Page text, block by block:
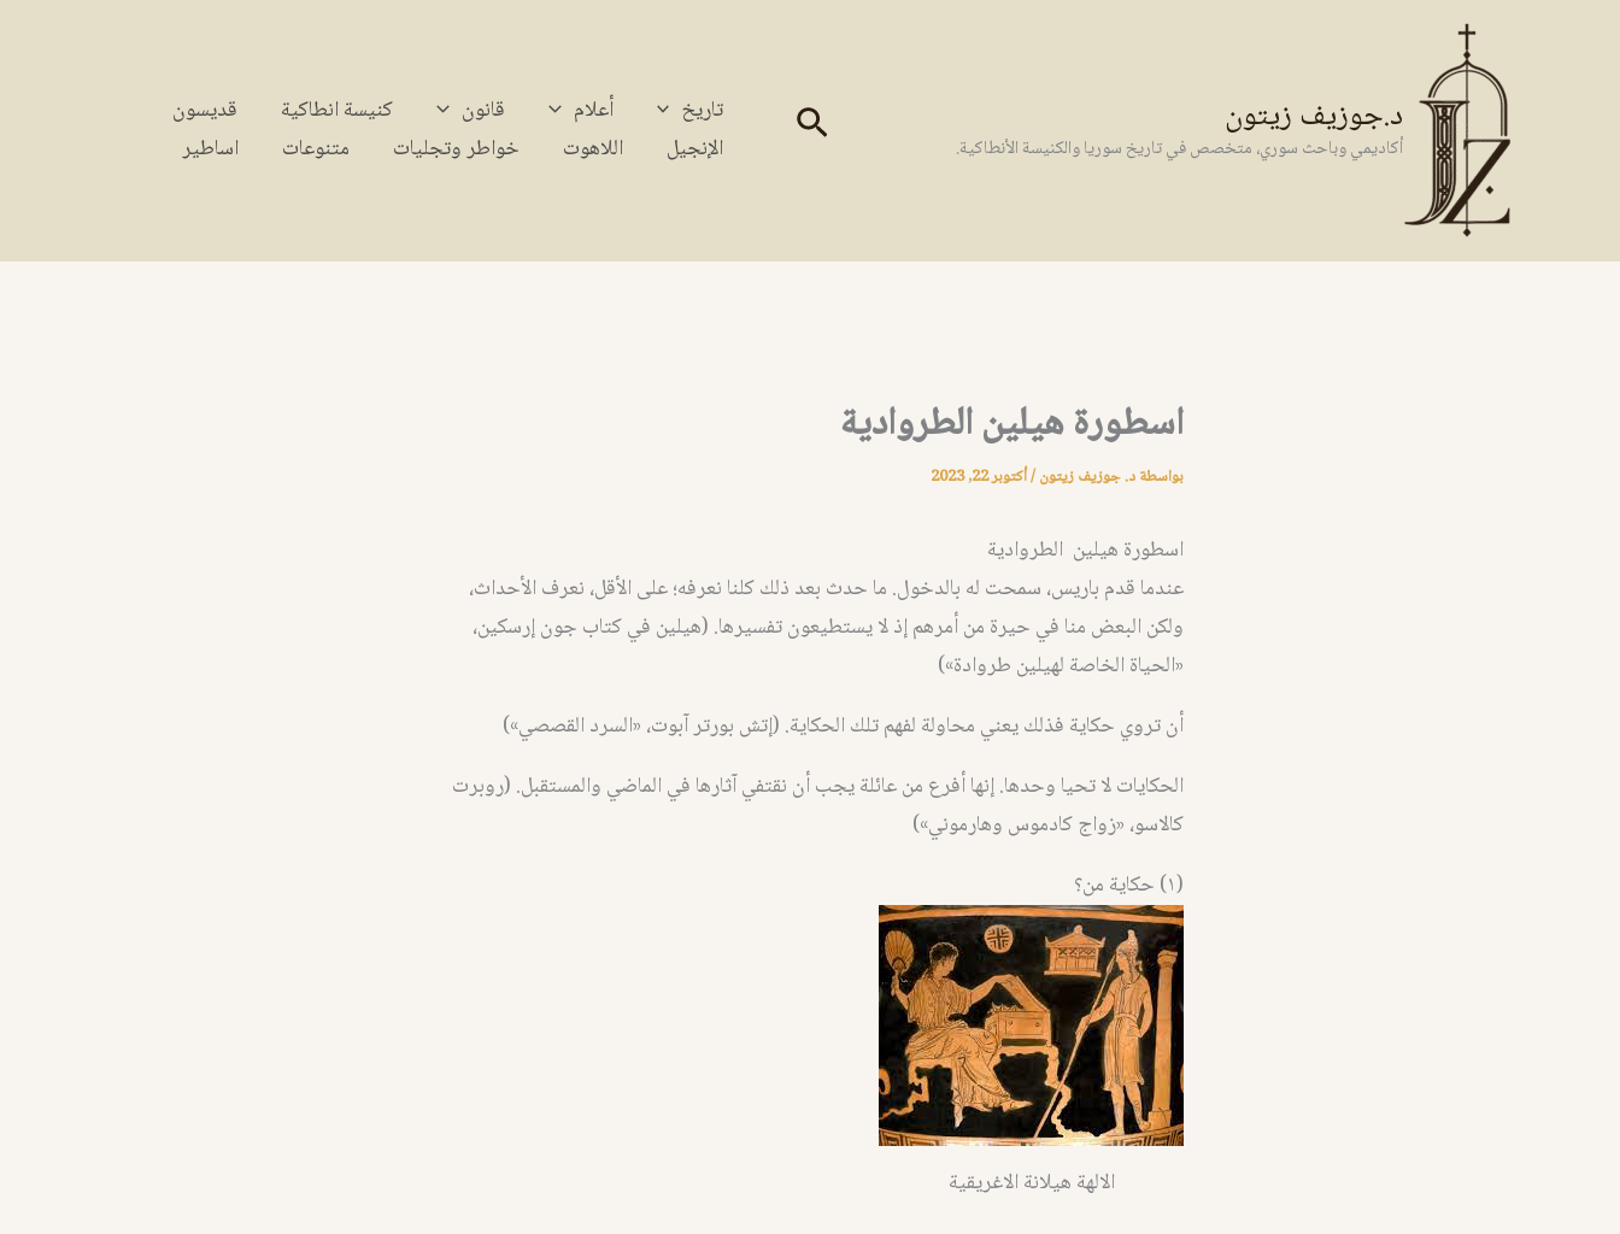
د.جوزيف زيتون
أكاديمي وباحث سوري، متخصص في تاريخ سوريا والكنيسة الأنطاكية. البحث تاريخ أعلام قانون كنيسة انطاكية
قديسون
الإنجيل
اللاهوت خواطر وتجليات متنوعات اساطير
اسطورة هيلين الطروادية
بواسطةد. جوزيف زيتون/أكتوبر 22, 2023
اسطورة هيلين الطروادية
عندما قدم باريس، سمحت له بالدخول. ما حدث بعد ذلك كلنا نعرفه؛ على الأقل، نعرف الأحداث،
ولكن البعض منا في حيرة من أمرهم إذ لا يستطيعون تفسيرها. (هيلين في كتاب جون إرسكين،
«الحياة الخاصة لهيلين طروادة»)
أن تروي حكاية فذلك يعني محاولة لفهم تلك الحكاية. (إتش بورتر آبوت، «السرد القصصي»)
الحكايات لا تحيا وحدها. إنها أفرع من عائلة يجب أن نقتفي آثارها في الماضي والمستقبل. (روبرت
كالاسو، «زواج كادموس وهارموني»)
(١) حكاية من؟
الالهة هيلانة الاغريقية